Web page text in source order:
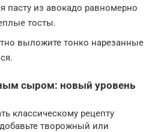
пасту из авокадо равномерно
тосты.
выложите тонко нарезанные
сыром: новый уровень
классическому рецепту
творожный или